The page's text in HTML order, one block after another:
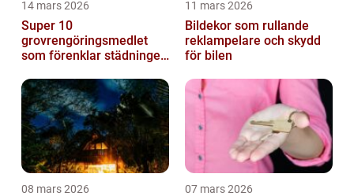
14 mars 2026
Super 10
grovrengöringsmedlet
som förenklar städningen
11 mars 2026
Bildekor som rullande
reklampelare och skydd
för bilen
08 mars 2026 07 mars 2026